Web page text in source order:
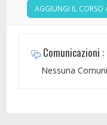
AGGIUNGI IL CORSO
Comunicazioni :
Nessuna